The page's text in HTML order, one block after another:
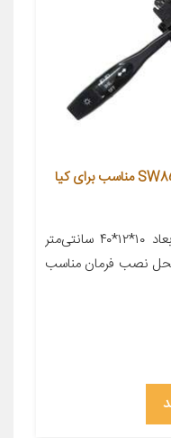
دسته راهنما و برف پاک کن مدل SW8551 مناسب برای کیا
معرفی محصول جزئیات محصول ابعاد ۱۰*۱۲*۴۰ سانتی‌متر
گرم تعداد در بسته‌بندی ۱ محل نصب فرمان مناسب